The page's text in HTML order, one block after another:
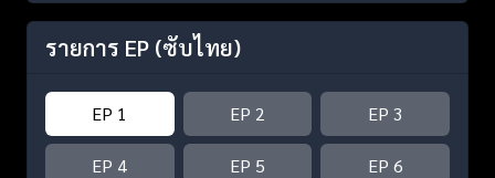
รายการ EP (ซับไทย)
EP 1 EP 2 EP 3
EP 4 EP 5 EP 6